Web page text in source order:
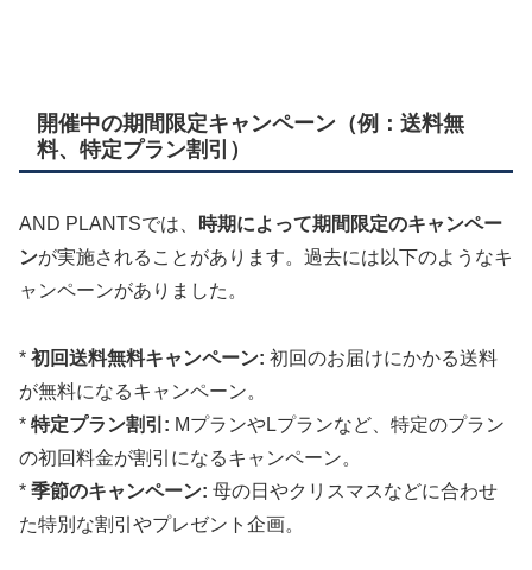
開催中の期間限定キャンペーン（例：送料無
料、特定プラン割引）
AND PLANTSでは、
時期によって期間限定のキャンペー
ンが実施されることがあります。過去には以下のようなキ
ャンペーンがありました。
* 初回送料無料キャンペーン: 初回のお届けにかかる送料
が無料になるキャンペーン。
* 特定プラン割引: MプランやLプランなど、特定のプラン
の初回料金が割引になるキャンペーン。
* 季節のキャンペーン: 母の日やクリスマスなどに合わせ
た特別な割引やプレゼント企画。